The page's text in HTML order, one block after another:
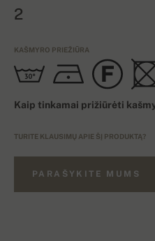
2
KAŠMYRO PRIEŽIŪRA
Kaip tinkamai prižiūrėti
TURITE KLAUSIMŲ APIE ŠĮ PRODUKTĄ?
PARAŠYKITE MUMS